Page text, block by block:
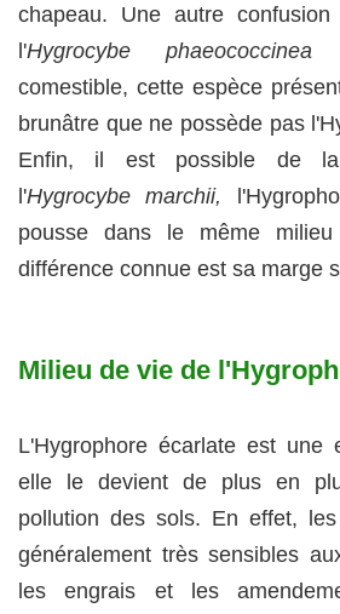
chapeau. Une autre
l'Hygrocybe phaeococcinea
comestible, cette espèce
brunâtre que ne possède pas
Enfin, il est possible de la
l'Hygrocybe marchii,
pousse dans le même
différence connue est sa marge
Milieu de vie de
L'Hygrophore écarlate est une
elle le devient de plus en
pollution des sols. En effet,
généralement très sensibles
les engrais et les